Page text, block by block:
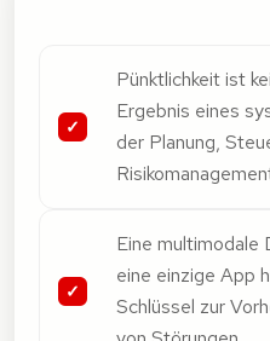
Pünktlichkeit ist
Ergebnis eines
der Planung,
Eine
eine einzige App
Schlüssel zur